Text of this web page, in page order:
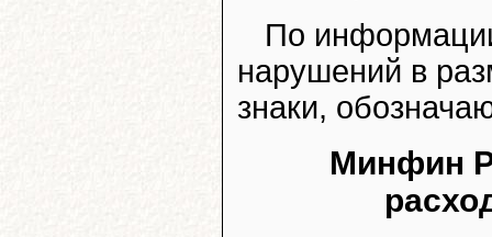
По
нарушений в
знаки,
Минфин